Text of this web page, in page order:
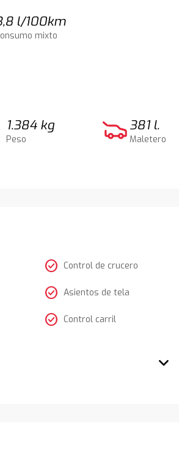
l/100km
mixto
1.384 kg
Peso
381 l.
Maletero
check_circle Control de crucero
check_circle Asientos de tela
check_circle Control carril